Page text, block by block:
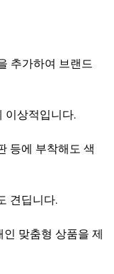
추가하여 브랜드
이상적입니다.
등에 부착해도 색
견딥니다.
맞춤형 상품을 제